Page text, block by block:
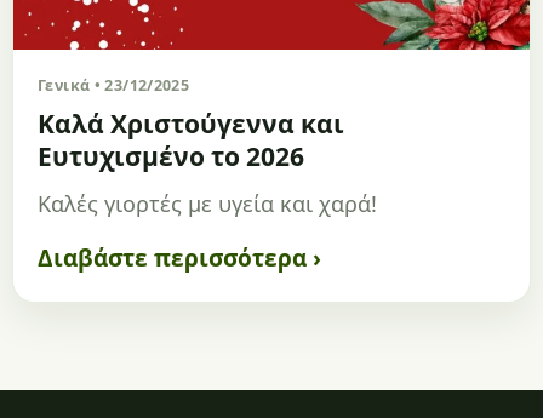
Γενικά • 23/12/2025
Καλά Χριστούγεννα και
Ευτυχισμένο το 2026
Καλές γιορτές με υγεία και χαρά!
Διαβάστε περισσότερα ›